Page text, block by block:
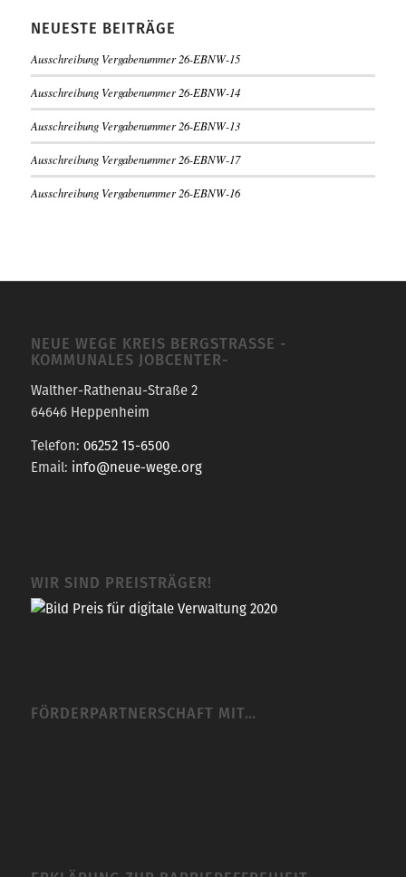
NEUESTE BEITRÄGE
Ausschreibung Vergabenummer 26-EBNW-15
Ausschreibung Vergabenummer 26-EBNW-14
Ausschreibung Vergabenummer 26-EBNW-13
Ausschreibung Vergabenummer 26-EBNW-17
Ausschreibung Vergabenummer 26-EBNW-16
NEUE WEGE KREIS BERGSTRASSE -K
OMMUNALES JOBCENTER-
Walther-Rathenau-Straße 2
64646 Heppenheim
Telefon: 06252 15-6500
Email: info@neue-wege.org
WIR SIND PREISTRÄGER!
FÖRDERPARTNERSCHAFT MIT…